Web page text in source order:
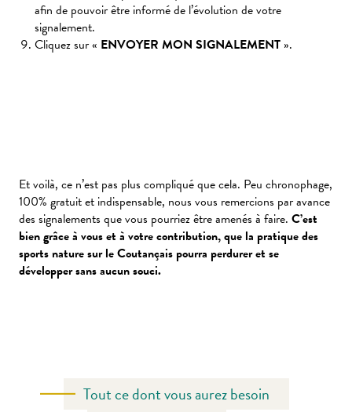
afin de pouvoir être informé de l’évolution de votre
signalement.
Cliquez sur « ENVOYER MON SIGNALEMENT ».
Et voilà, ce n’est pas plus compliqué que cela. Peu chronophage,
100% gratuit et indispensable, nous vous remercions par avance
des signalements que vous pourriez être amenés à faire. C’est
bien grâce à vous et à votre contribution, que la pratique des
sports nature sur le Coutançais pourra perdurer et se
développer sans aucun souci.
Tout ce dont vous aurez besoin